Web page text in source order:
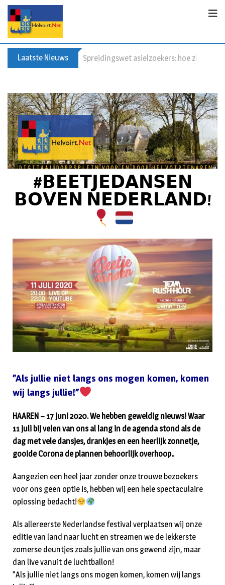
Laatste Nieuws Bericht voor de leden van Vereniging 55+
#𝗕𝗘𝗘𝗧𝗝𝗘𝗗𝗔𝗡𝗦𝗘𝗡
𝗕𝗢𝗩𝗘𝗡 𝗡𝗘𝗗𝗘𝗥𝗟𝗔𝗡𝗗!
”Als jullie niet langs ons mogen komen, komen
wij langs jullie!”
HAAREN – 17 juni 2020. We hebben geweldig nieuws! Waar
11 juli bij velen van ons al lang in de agenda stond als de
dag met vele dansjes, drankjes en een heerlijk zonnetje,
gooide Corona de plannen behoorlijk overhoop..
Aangezien een heel jaar zonder onze trouwe bezoekers
voor ons geen optie is, hebben wij een hele spectaculaire
oplossing bedacht!
Als allereerste Nederlandse festival verplaatsen wij onze
editie van land naar lucht en streamen we de lekkerste
zomerse deuntjes zoals jullie van ons gewend zijn, maar
dan live vanuit de luchtballon!
”Als jullie niet langs ons mogen komen, komen wij langs